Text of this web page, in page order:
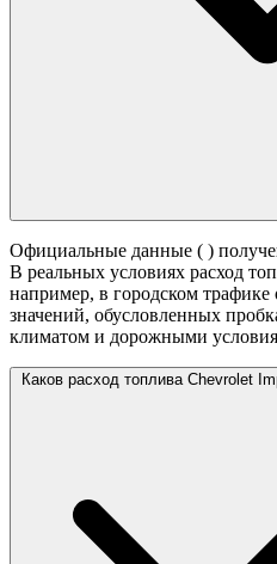
Официальные данные ( )
В реальных условиях расход
например, в городском трафике
значений, обусловленных
климатом и дорожными
Каков расход топлива Chevrolet